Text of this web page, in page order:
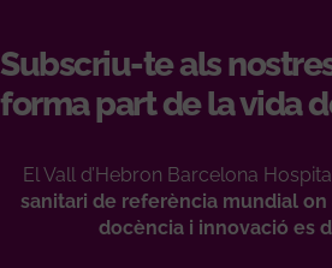
Subscriu-te als
forma part de la vida
El Vall d’Hebron Barcelona
sanitari de referència mundial on
docència i innovació es